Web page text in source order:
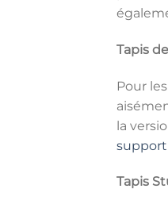
Tapis
Pour
la
Tapis